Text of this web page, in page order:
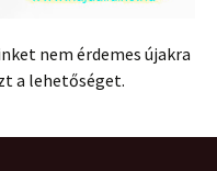
nem érdemes újakra
a lehetőséget.